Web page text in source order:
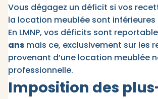
Vous dégagez un déficit si vos
la location meublée sont inférieures
En LMNP, vos déficits sont
ans mais ce, exclusivement sur les
provenant d’une location meublée
professionnelle.
Imposition des